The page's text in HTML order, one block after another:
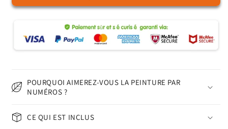
Cocktail
Cocktail
POURQUOI AIMEREZ-VOUS LA PEINTURE PAR
NUMÉROS ?
CE QUI EST INCLUS